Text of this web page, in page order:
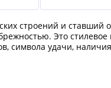
строений и
Это
удачи, наличия